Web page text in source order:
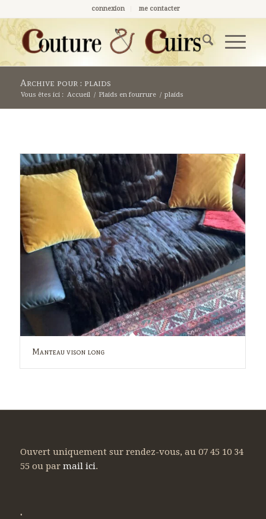
connexion me contacter
Archive pour : plaids
Vous êtes ici : Accueil / Plaids en fourrure / plaids
Manteau vison long
Ouvert uniquement sur rendez-vous, au 07 45 10 34
55 ou par mail ici.
.